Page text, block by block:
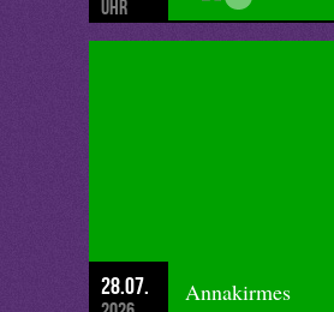
Uhr
28.07. Annakirmes